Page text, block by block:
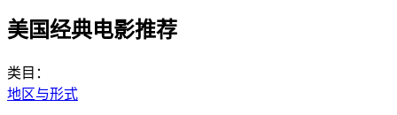
美国经典电影推荐
类目：
地区与形式